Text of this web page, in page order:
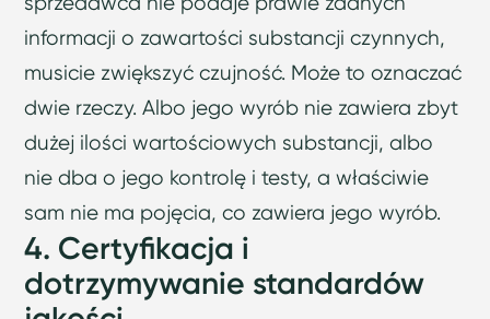
informacji o zawartości substancji czynnych,
musicie zwiększyć czujność. Może to oznaczać
dwie rzeczy. Albo jego wyrób nie zawiera zbyt
dużej ilości wartościowych substancji, albo
nie dba o jego kontrolę i testy, a właściwie
sam nie ma pojęcia, co zawiera jego wyrób.
4. Certyfikacja i
dotrzymywanie standardów